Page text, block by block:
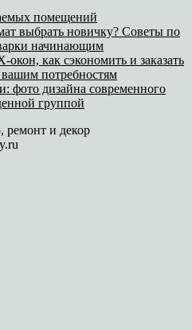
помещений
выбрать новичку? Советы по
начинающим
как сэкономить и заказать
потребностям
фото дизайна современного
группой
ремонт и декор